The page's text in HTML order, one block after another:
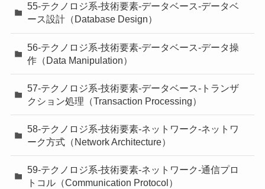
55-テクノロジ系-技術要素-データベース-データベ
ース設計（Database Design）
56-テクノロジ系-技術要素-データベース-データ操
作（Data Manipulation）
57-テクノロジ系-技術要素-データベース-トランザ
クション処理（Transaction Processing）
58-テクノロジ系-技術要素-ネットワーク-ネットワ
ーク方式（Network Architecture）
59-テクノロジ系-技術要素-ネットワーク-通信プロ
トコル（Communication Protocol）